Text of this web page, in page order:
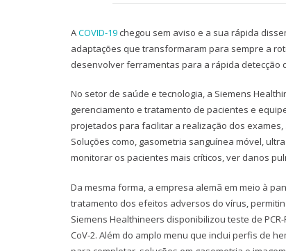
ACOVID-19 chegou sem aviso e a sua rápida
adaptações que transformaram para sempre a
desenvolver ferramentas para a rápida detecção
No setor de saúde e tecnologia, a Siemens
gerenciamento e tratamento de pacientes e
projetados para facilitar a realização dos
Soluções como, gasometria sanguínea móvel,
monitorar os pacientes mais críticos, ver danos
Da mesma forma, a empresa alemã em meio à
tratamento dos efeitos adversos do vírus,
Siemens Healthineers disponibilizou teste de PCR-
CoV-2. Além do amplo menu que inclui perfis de